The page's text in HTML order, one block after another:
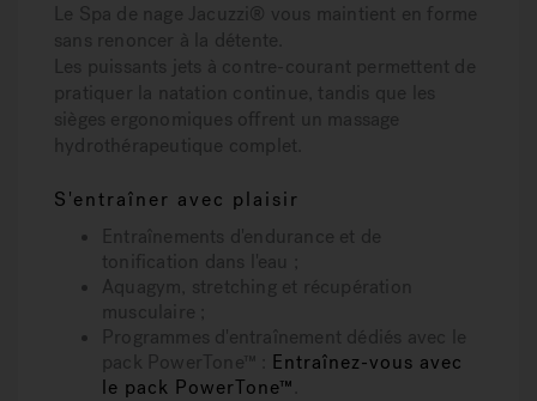
Le Spa de nage Jacuzzi® vous maintient en forme
sans renoncer à la détente.
Les puissants jets à contre-courant permettent de
pratiquer la natation continue, tandis que les
sièges ergonomiques offrent un massage
hydrothérapeutique complet
S'entraîner avec plaisir
Entraînements d'endurance et de
tonification dans l'eau ;
Aquagym, stretching et récupération
musculaire ;
Programmes d'entraînement dédiés avec le
pack PowerTone™
Entraînez-vous avec
le pack PowerTone™